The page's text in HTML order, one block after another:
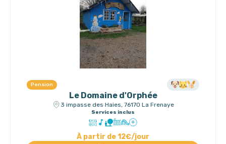
Pension
Le Domaine d'Orphée
3 impasse des Haies, 76170 La Frenaye
Services inclus
À partir de 12€/jour